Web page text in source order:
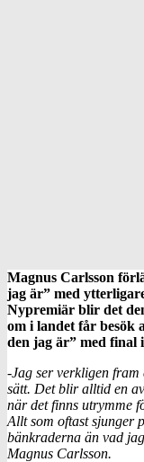
Magnus Carlsson
jag är” med
Nypremiär blir det
om i landet får besök
den jag är” med final
-Jag ser verkligen fram
sätt. Det blir alltid en
när det finns utrymme
Allt som oftast sjunger
bänkraderna än vad
Magnus Carlsson.